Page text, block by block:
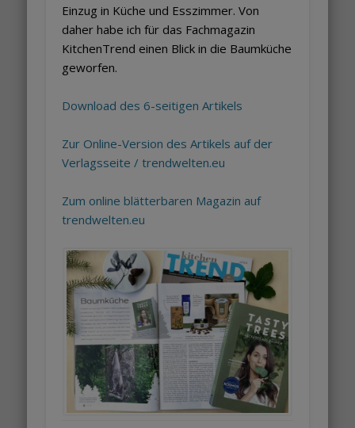
Einzug in Küche und Esszimmer. Von
daher habe ich für das Fachmagazin
KitchenTrend einen Blick in die Baumküche
geworfen.
Download des 6-seitigen Artikels
Zur Online-Version des Artikels auf der
Verlagsseite / trendwelten.eu
Zum online blätterbaren Magazin auf
trendwelten.eu